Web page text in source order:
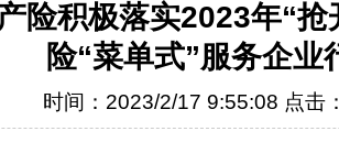
险积极落实2023年“抢
险“菜单式”服务企业
时间：2023/2/17 9:55:08 点击